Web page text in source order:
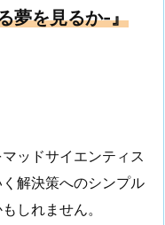
夢を見るか-』
ッドサイエンティス
解決策へのシンプル
しれません。